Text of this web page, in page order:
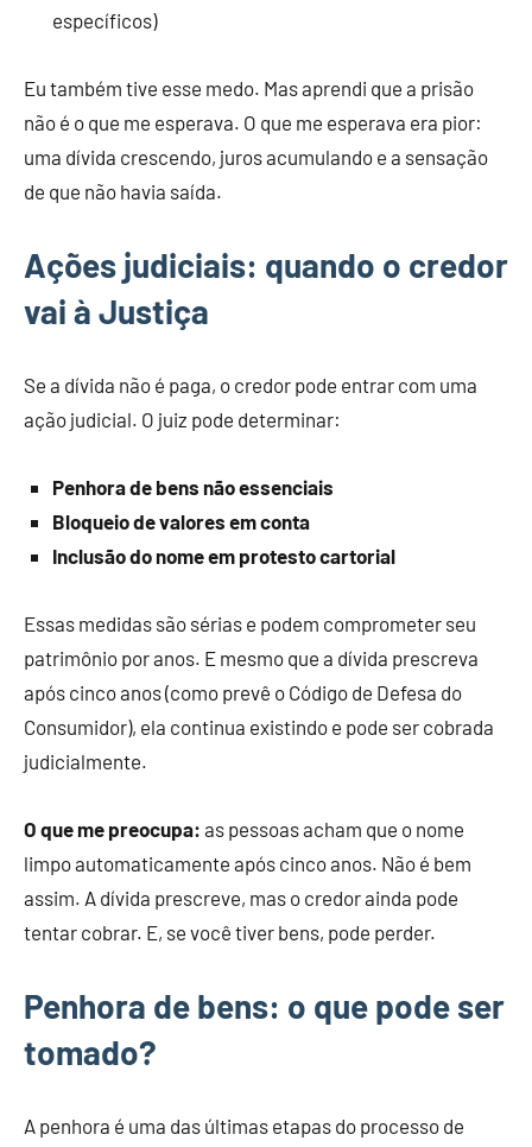
específicos)
Eu também tive esse medo. Mas aprendi que a prisão
não é o que me esperava. O que me esperava era pior:
uma dívida crescendo, juros acumulando e a sensação
de que não havia saída.
Ações judiciais: quando o credor
vai à Justiça
Se a dívida não é paga, o credor pode entrar com uma
ação judicial. O juiz pode determinar:
Penhora de bens não essenciais
Bloqueio de valores em conta
Inclusão do nome em protesto cartorial
Essas medidas são sérias e podem comprometer seu
patrimônio por anos. E mesmo que a dívida prescreva
após cinco anos (como prevê o Código de Defesa do
Consumidor), ela continua existindo e pode ser cobrada
judicialmente.
O que me preocupa: as pessoas acham que o nome
limpo automaticamente após cinco anos. Não é bem
assim. A dívida prescreve, mas o credor ainda pode
tentar cobrar. E, se você tiver bens, pode perder.
Penhora de bens: o que pode ser
tomado?
A penhora é uma das últimas etapas do processo de